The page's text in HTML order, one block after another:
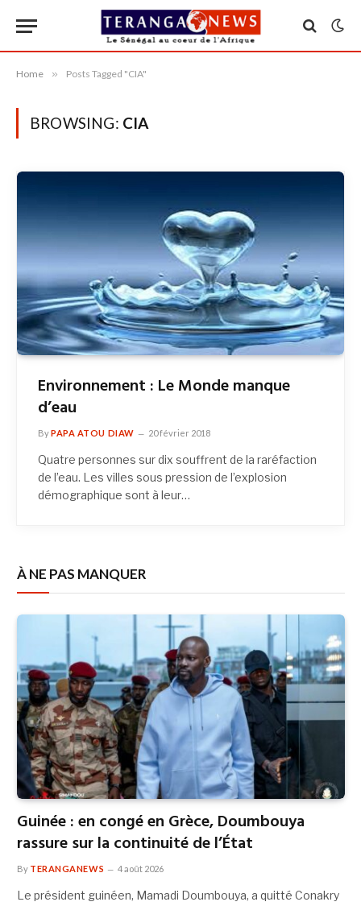
Home » Posts Tagged "CIA"
BROWSING: CIA
Environnement : Le Monde manque
d’eau
ByPAPA ATOU DIAW 20 février 2018
Quatre personnes sur dix souffrent de la raréfaction
de l’eau. Les villes sous pression de l’explosion
démographique sont à leur…
À NE PAS MANQUER
Guinée : en congé en Grèce, Doumbouya
rassure sur la continuité de l’État
By TERANGANEWS 4 août 2026
Le président guinéen, Mamadi Doumbouya, a quitté Conakry